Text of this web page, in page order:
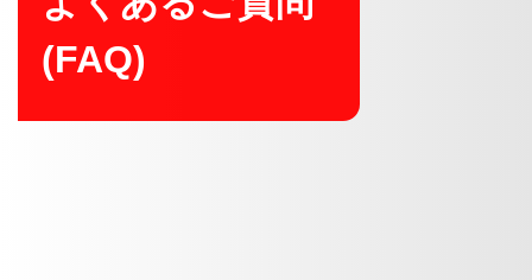
(FAQ)